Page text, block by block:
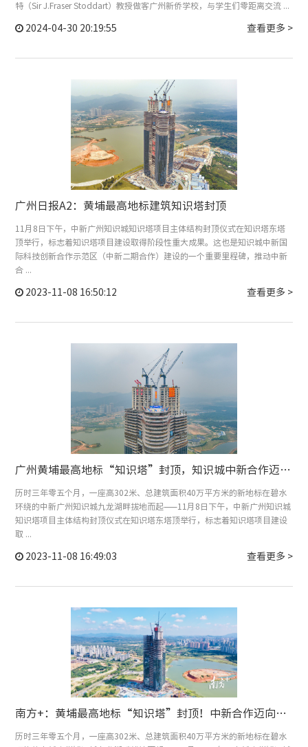
特（Sir J.Fraser Stoddart）教授做客广州新侨学校，与学生们零距离交流 ...
查看更多 >
2024-04-30 20:19:55
广州日报A2：黄埔最高地标建筑知识塔封顶
11月8日下午，中新广州知识城知识塔项目主体结构封顶仪式在知识塔东塔
顶举行，标志着知识塔项目建设取得阶段性重大成果。这也是知识城中新国
际科技创新合作示范区（中新二期合作）建设的一个重要里程碑，推动中新
合 ...
查看更多 >
2023-11-08 16:50:12
广州黄埔最高地标“知识塔”封顶，知识城中新合作迈向“新高度”
历时三年零五个月，一座高302米、总建筑面积40万平方米的新地标在碧水
环绕的中新广州知识城九龙湖畔拔地而起——11月8日下午，中新广州知识城
知识塔项目主体结构封顶仪式在知识塔东塔顶举行，标志着知识塔项目建设
取 ...
查看更多 >
2023-11-08 16:49:03
南方+：黄埔最高地标“知识塔”封顶！中新合作迈向新高度
历时三年零五个月，一座高302米、总建筑面积40万平方米的新地标在碧水